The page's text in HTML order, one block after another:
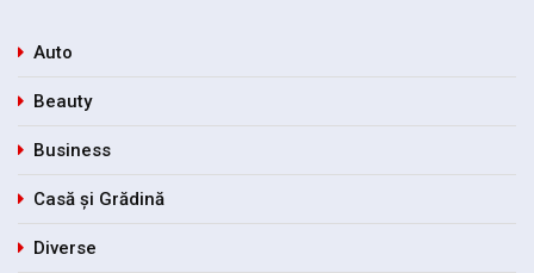
Auto
Beauty
Business
Casă și Grădină
Diverse